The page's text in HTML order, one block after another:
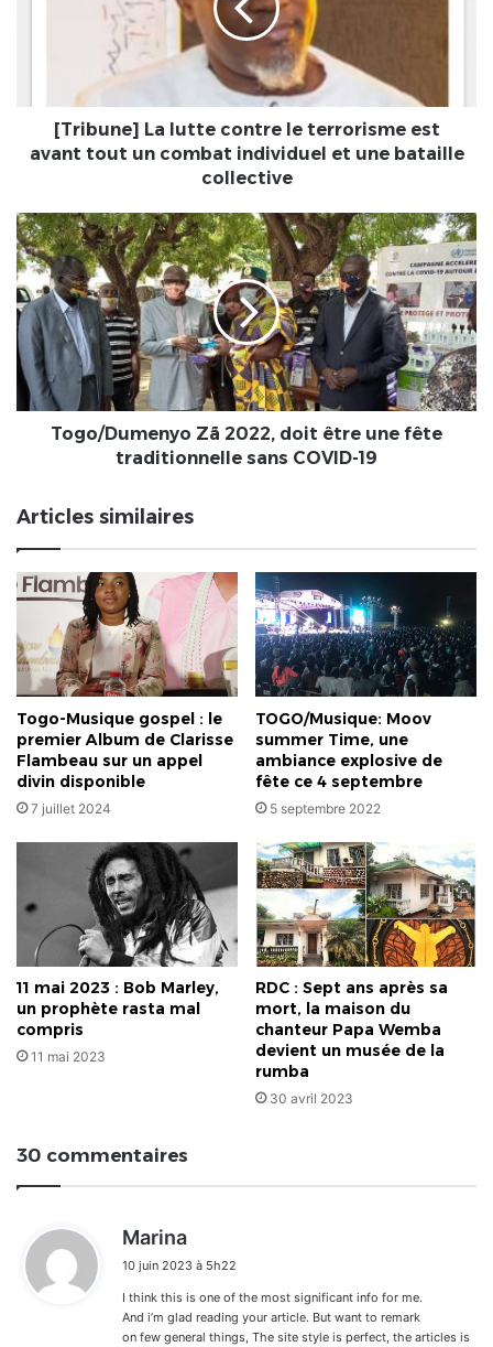
tout
combat
une
bataille
collective
[Tribune] La lutte contre le terrorisme est
avant tout un combat individuel et une bataille
collective
Togo/Dumenyo
Zã
2022,
doit
être
une
fête
traditionnelle
sans
COVID-Togo/Dumenyo Zã 2022, doit être une fête
traditionnelle sans COVID-19
Articles similaires
Togo-Musique gospel : le
premier Album de Clarisse
Flambeau sur un appel
divin disponible
7 juillet 2024
TOGO/Musique: Moov
summer Time, une
ambiance explosive de
fête ce 4 septembre
5 septembre 2022
11 mai 2023 : Bob Marley,
un prophète rasta mal
compris
11 mai 2023
RDC : Sept ans après sa
mort, la maison du
chanteur Papa Wemba
devient un musée de la
rumba
30 avril 2023
30 commentaires
Marina
t
:
10 juin 2023 à 5h22
I think this is one of the most significant info for me.
And i’m glad reading your article. But want to remark
on few general things, The site style is perfect, the articles is